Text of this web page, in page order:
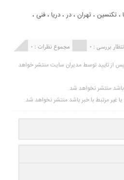
،تکنسین ،تهران ،در ،دریا ،فنی ،
مجموع نظرات : 0 بررسی : 0
از تایید توسط مدیران سایت منتشر خواهد
باشد منتشر نخواهد شد.
یا غیر مرتبط با خبر باشد منتشر نخواهد شد.